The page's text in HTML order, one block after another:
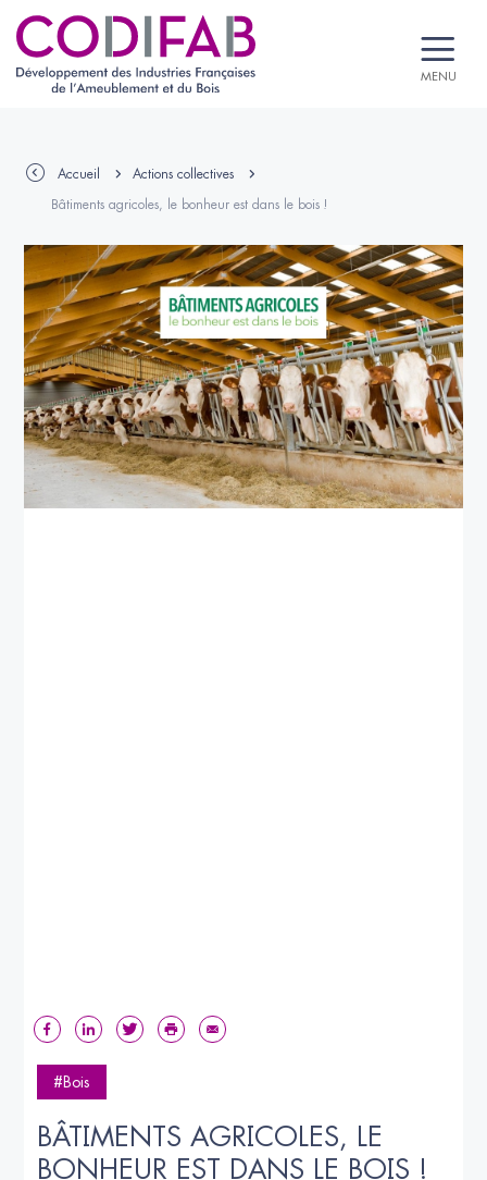
MENU
Accueil Actions collectives
Bâtiments agricoles, le bonheur est dans le bois !
#Bois
BÂTIMENTS AGRICOLES, LE
BONHEUR EST DANS LE BOIS !